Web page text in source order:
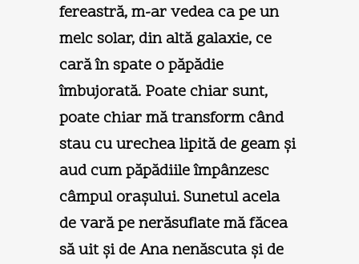
fereastră, m-ar vedea ca pe un
melc solar, din altă galaxie, ce
cară în spate o păpădie
îmbujorată. Poate chiar sunt,
poate chiar mă transform când
stau cu urechea lipită de geam şi
aud cum păpădiile împânzesc
câmpul oraşului. Sunetul acela
de vară pe nerăsuflate mă făcea
să uit şi de Ana nenăscuta şi de